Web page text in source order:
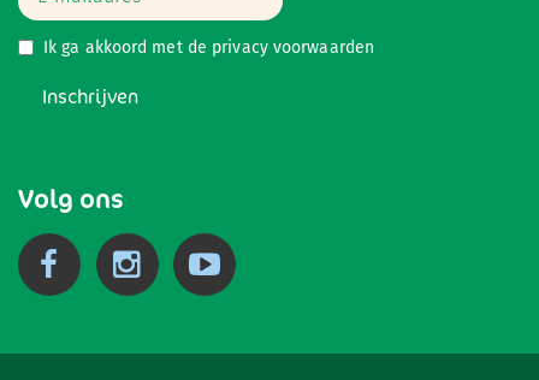
Ik ga akkoord met de privacy voorwaarden
Inschrijven
Volg ons